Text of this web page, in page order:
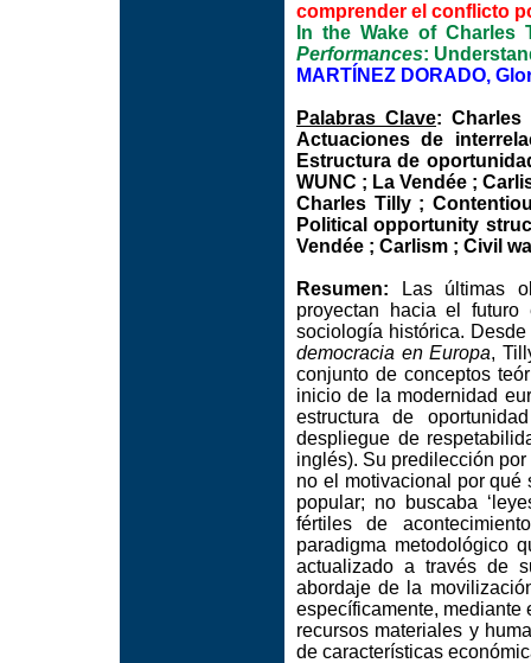
comprender el conflicto
In the Wake of Charles
Performances:
MARTÍNEZ DORADO,
Palabras Clave:
Actuaciones de
Estructura de
WUNC ; La Vendée ;
Charles Tilly ;
Political opportunity
Vendée ; Carlism ; Civil
Resumen: Las últimas
proyectan hacia el
sociología histórica.
democracia en Europa,
conjunto de conceptos
inicio de la modernidad
estructura de
despliegue de
inglés). Su predilección
no el motivacional por
popular; no buscaba
fértiles de
paradigma metodológico
actualizado a través de
abordaje de la
específicamente, mediante
recursos materiales y
de características